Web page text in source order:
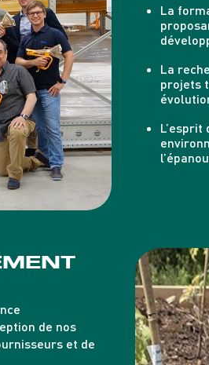
La
La
projets
L’esprit
de nos
et de